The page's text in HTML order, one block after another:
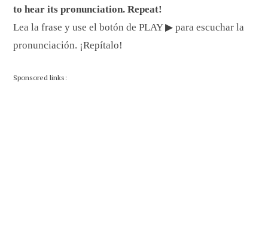
to hear its pronunciation. Repeat!
Lea la frase y use el botón de PLAY ▶ para escuchar la
pronunciación. ¡Repítalo!
Sponsored links: